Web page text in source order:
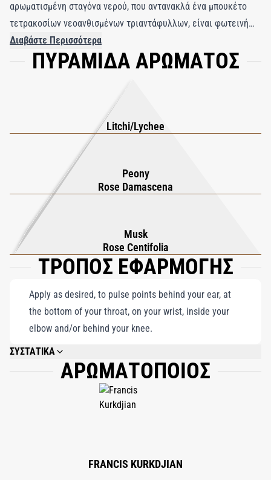
αρωματισμένη σταγόνα νερού, που αντανακλά ένα μπουκέτο
τετρακοσίων νεοανθισμένων τριαντάφυλλων, είναι φωτεινή
και ανάλαφρη.
Διαβάστε Περισσότερα
ΠΥΡΑΜΙΔΑ ΑΡΩΜΑΤΟΣ
Litchi/Lychee
Peony
Rose Damascena
Musk
Rose Centifolia
ΤΡΟΠΟΣ ΕΦΑΡΜΟΓΗΣ
Apply as desired, to pulse points behind your ear, at
the bottom of your throat, on your wrist, inside your
elbow and/or behind your knee.
ΣΥΣΤΑΤΙΚΑ
ALCOHOL, AQUA (WATER), PARFUM (FRAGRANCE), ETHYLHEXYL
METHOXYCINNAMATE, LIMONENE, HYDROXYCITRONELLAL, ETHYLHEXYL
SALICYLATE, GERANIOL, BUTYL METHOXYDIBENZOYLMETHANE,
CITRONELLOL, BHT, LINALOOL, ALPHA-ISOMETHYL IONONE, CITRAL,
ΑΡΩΜΑΤΟΠΟΙΟΣ
FRANCIS KURKDJIAN